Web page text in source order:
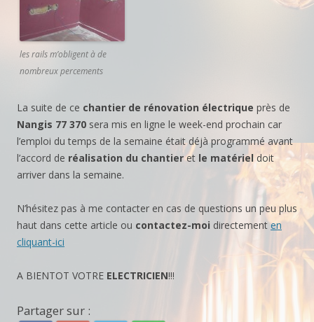
les rails m’obligent à de
nombreux percements
La suite de ce chantier de rénovation électrique près de
Nangis 77 370 sera mis en ligne le week-end prochain car
l’emploi du temps de la semaine était déjà programmé avant
l’accord de réalisation du chantieret le matériel doit
arriver dans la semaine.
N’hésitez pas à me contacter en cas de questions un peu plus
haut dans cette article ou contactez-moi directementen
cliquant-ici
A BIENTOT VOTRE ELECTRICIEN!!!
Partager sur :